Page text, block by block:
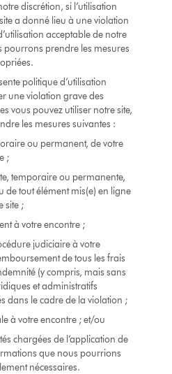
discrétion, si l’utilisation
a donné lieu à une violation
acceptable de notre
pourrons prendre les mesures
politique d’utilisation
une violation grave des
vous pouvez utiliser notre site,
les mesures suivantes :
ou permanent, de votre
;
temporaire ou permanente,
de tout élément mis(e) en ligne
site ;
à votre encontre ;
judiciaire à votre
de tous les frais
(y compris, mais sans
et administratifs
dans le cadre de la violation ;
à votre encontre ; et/ou
chargées de l’application de
que nous pourrions
nécessaires.